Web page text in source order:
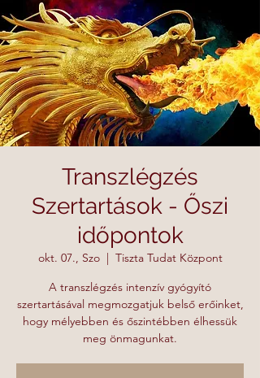
Transzlégzés
Szertartások - Őszi
időpontok
okt. 07., Szo
  |
Tiszta Tudat Központ
A transzlégzés intenzív gyógyító
szertartásával megmozgatjuk belső erőinket,
hogy mélyebben és őszintébben élhessük
meg önmagunkat.